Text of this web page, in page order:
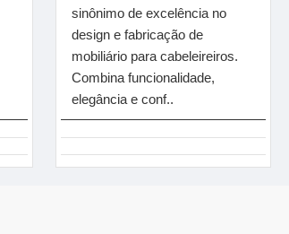
sinônimo de excelência no
design e fabricação de
mobiliário para cabeleireiros.
Combina funcionalidade,
elegância e conf..